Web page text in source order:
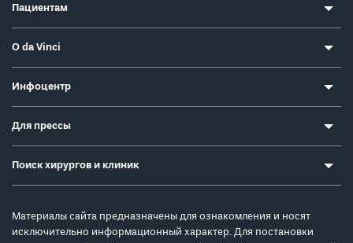
Пациентам
О da Vinci
Инфоцентр
Для прессы
Поиск хирургов и клиник
Материалы сайта предназначены для ознакомления и носят
исключительно информационный характер. Для постановки